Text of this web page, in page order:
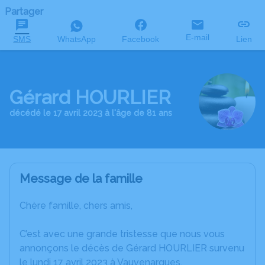
Partager
SMS WhatsApp Facebook E-mail Lien
Gérard HOURLIER
décédé le 17 avril 2023 à l'âge de 81 ans
Message de la famille
Chère famille, chers amis,
C’est avec une grande tristesse que nous vous
annonçons le décès de Gérard HOURLIER survenu
le lundi 17 avril 2023 à Vauvenargues.